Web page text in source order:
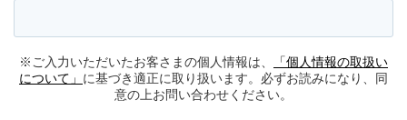
※ご入力いただいたお客さまの個人情報は、
「個人情報の取扱い
について」 に基づき適正に取り扱います。必ずお読みになり、同
意の上お問い合わせください。